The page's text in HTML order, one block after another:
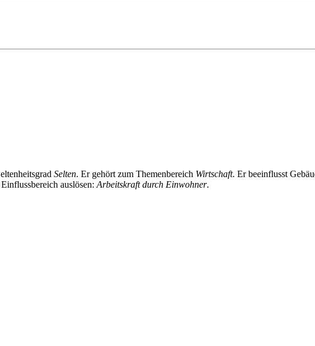
Selten. Er gehört zum Themenbereich Wirtschaft. Er beeinflusst
auslösen: Arbeitskraft durch Einwohner.